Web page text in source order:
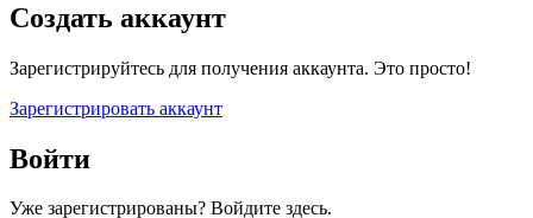
Создать аккаунт
Зарегистрируйтесь для получения аккаунта. Это просто!
Зарегистрировать аккаунт
Войти
Уже зарегистрированы? Войдите здесь.